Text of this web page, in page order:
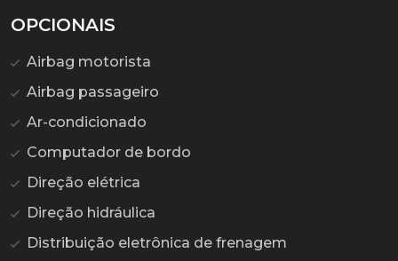
OPCIONAIS
Airbag motorista
Airbag passageiro
Ar-condicionado
Computador de bordo
Direção elétrica
Direção hidráulica
Distribuição eletrônica de frenagem